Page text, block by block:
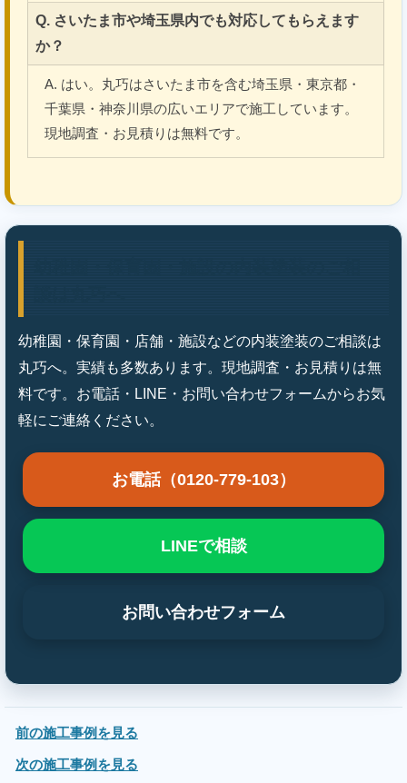
Q. さいたま市や埼玉県内でも対応してもらえます
か？
A. はい。丸巧はさいたま市を含む埼玉県・東京都・
千葉県・神奈川県の広いエリアで施工しています。
現地調査・お見積りは無料です。
幼稚園・保育園・店舗・施設などの内装塗装のご相談は
丸巧へ。実績も多数あります。現地調査・お見積りは無
料です。お電話・LINE・お問い合わせフォームからお気
軽にご連絡ください。
お電話（0120-779-103）
LINEで相談
お問い合わせフォーム
前の施工事例を見る
次の施工事例を見る